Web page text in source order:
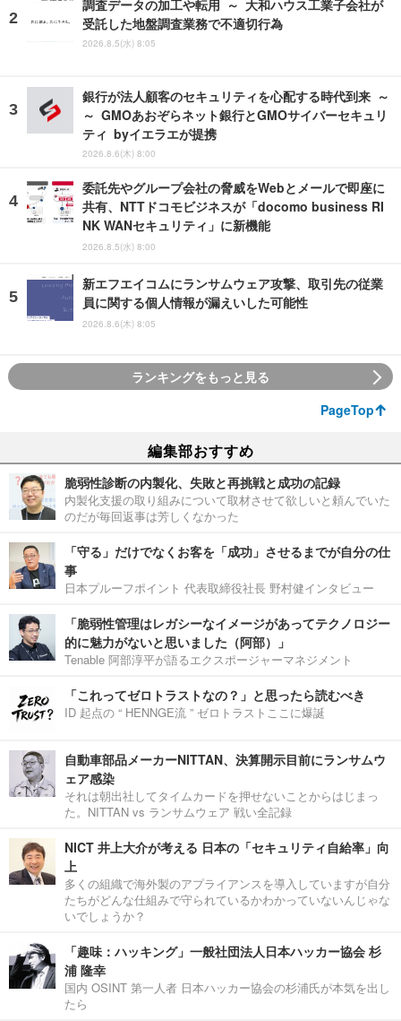
調査データの加工や転用 ～ 大和ハウス工業子会社が
受託した地盤調査業務で不適切行為
2026.8.5(水) 8:05
銀行が法人顧客のセキュリティを心配する時代到来 ～
～ GMOあおぞらネット銀行とGMOサイバーセキュリ
ティ byイエラエが提携
2026.8.6(木) 8:00
委託先やグループ会社の脅威をWebとメールで即座に
共有、NTTドコモビジネスが「docomo business RI
NK WANセキュリティ」に新機能
2026.8.5(水) 8:00
新エフエイコムにランサムウェア攻撃、取引先の従業
員に関する個人情報が漏えいした可能性
2026.8.6(木) 8:05
ランキングをもっと見る
PageTop
編集部おすすめ
脆弱性診断の内製化、失敗と再挑戦と成功の記録
内製化支援の取り組みについて取材させて欲しいと頼んでいた
のだが毎回返事は芳しくなかった
「守る」だけでなくお客を「成功」させるまでが自分の仕
事
日本プルーフポイント 代表取締役社長 野村健インタビュー
「脆弱性管理はレガシーなイメージがあってテクノロジー
的に魅力がないと思いました（阿部）」
Tenable 阿部淳平が語るエクスポージャーマネジメント
「これってゼロトラストなの？」と思ったら読むべき
ID 起点の “ HENNGE流 ” ゼロトラストここに爆誕
自動車部品メーカーNITTAN、決算開示目前にランサムウ
ェア感染
それは朝出社してタイムカードを押せないことからはじまっ
た。NITTAN vs ランサムウェア 戦い全記録
NICT 井上大介が考える 日本の「セキュリティ自給率」向
上
多くの組織で海外製のアプライアンスを導入していますが自分
たちがどんな仕組みで守られているかわかっていないんじゃな
いでしょうか？
「趣味：ハッキング」一般社団法人日本ハッカー協会 杉
浦 隆幸
国内 OSINT 第一人者 日本ハッカー協会の杉浦氏が本気を出し
たら